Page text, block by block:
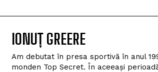
IONUȚ GREERE
Am debutat în presa sportivă în anul
monden Top Secret. În aceeași